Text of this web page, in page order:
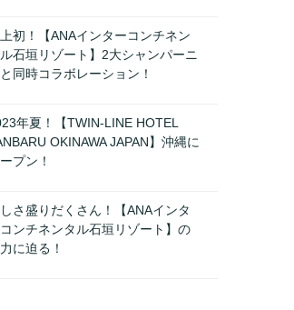
初！【ANAインターコンチネン
石垣リゾート】2大シャンパーニ
同時コラボレーション！
年夏！【TWIN-LINE HOTEL
OKINAWA JAPAN】沖縄に
プン！
さ盛りだくさん！【ANAインタ
ンチネンタル石垣リゾート】の
に迫る！